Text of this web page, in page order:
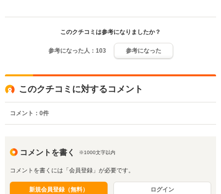
このクチコミは参考になりましたか？
参考になった人： 103 参考になった
このクチコミに対するコメント
コメント： 0件
コメントを書く ※1000文字以内
コメントを書くには「会員登録」が必要です。
新規会員登録（無料） ログイン